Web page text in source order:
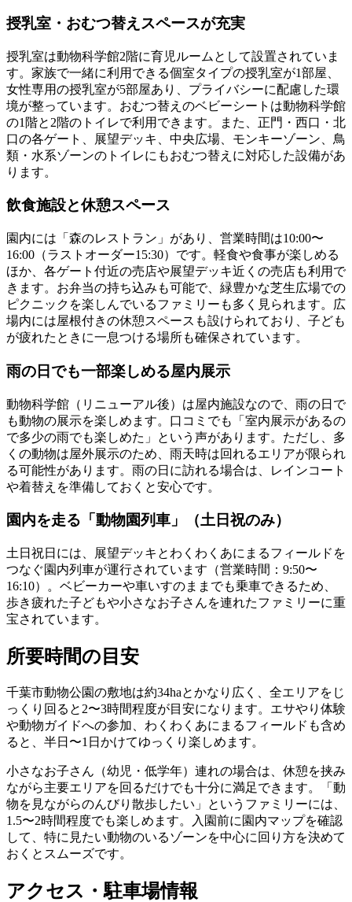
授乳室・おむつ替えスペースが充実
授乳室は動物科学館2階に育児ルームとして設置されていま
す。家族で一緒に利用できる個室タイプの授乳室が1部屋、
女性専用の授乳室が5部屋あり、プライバシーに配慮した環
境が整っています。おむつ替えのベビーシートは動物科学館
の1階と2階のトイレで利用できます。また、正門・西口・北
口の各ゲート、展望デッキ、中央広場、モンキーゾーン、鳥
類・水系ゾーンのトイレにもおむつ替えに対応した設備があ
ります。
飲食施設と休憩スペース
園内には「森のレストラン」があり、営業時間は10:00〜
16:00（ラストオーダー15:30）です。軽食や食事が楽しめる
ほか、各ゲート付近の売店や展望デッキ近くの売店も利用で
きます。お弁当の持ち込みも可能で、緑豊かな芝生広場での
ピクニックを楽しんでいるファミリーも多く見られます。広
場内には屋根付きの休憩スペースも設けられており、子ども
が疲れたときに一息つける場所も確保されています。
雨の日でも一部楽しめる屋内展示
動物科学館（リニューアル後）は屋内施設なので、雨の日で
も動物の展示を楽しめます。口コミでも「室内展示があるの
で多少の雨でも楽しめた」という声があります。ただし、多
くの動物は屋外展示のため、雨天時は回れるエリアが限られ
る可能性があります。雨の日に訪れる場合は、レインコート
や着替えを準備しておくと安心です。
園内を走る「動物園列車」（土日祝のみ）
土日祝日には、展望デッキとわくわくあにまるフィールドを
つなぐ園内列車が運行されています（営業時間：9:50〜
16:10）。ベビーカーや車いすのままでも乗車できるため、
歩き疲れた子どもや小さなお子さんを連れたファミリーに重
宝されています。
所要時間の目安
千葉市動物公園の敷地は約34haとかなり広く、全エリアをじ
っくり回ると 2〜3時間程度が目安になります。エサやり体験
や動物ガイドへの参加、わくわくあにまるフィールドも含め
ると、半日〜1日かけてゆっくり楽しめます。
小さなお子さん（幼児・低学年）連れの場合は、休憩を挟み
ながら主要エリアを回るだけでも十分に満足できます。「動
物を見ながらのんびり散歩したい」というファミリーには、
1.5〜2時間程度でも楽しめます。入園前に園内マップを確認
して、特に見たい動物のいるゾーンを中心に回り方を決めて
おくとスムーズです。
アクセス・駐車場情報